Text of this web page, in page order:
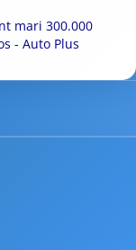
mari 300.000
- Auto Plus